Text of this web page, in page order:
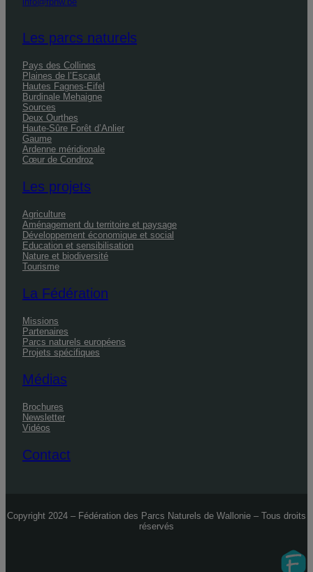
Les parcs naturels
Pays des Collines
Plaines de l’Escaut
Hautes Fagnes-Eifel
Burdinale Mehaigne
Sources
Deux Ourthes
Haute-Sûre Forêt d’Anlier
Gaume
Ardenne méridionale
Cœur de Condroz
Les projets
Agriculture
Aménagement du territoire et paysage
Développement économique et social
Education et sensibilisation
Nature et biodiversité
Tourisme
La Fédération
Missions
Partenaires
Parcs naturels européens
Projets spécifiques
Médias
Brochures
Newsletter
Vidéos
Contact
Copyright 2024 – Fédération des Parcs Naturels de Wallonie – Tous droits
réservés